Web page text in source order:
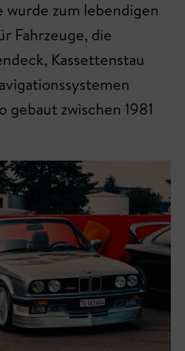
wurde zum lebendigen
Fahrzeuge, die
Kassettenstau
gebaut zwischen 1981